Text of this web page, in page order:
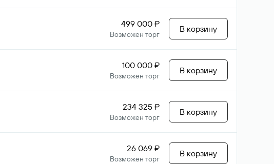
499 000 ₽
Возможен торг
В корзину
100 000 ₽
Возможен торг
В корзину
234 325 ₽
Возможен торг
В корзину
26 069 ₽
Возможен торг
В корзину